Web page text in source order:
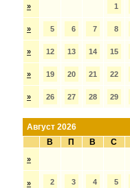
» 1
» 5 6 7 8
» 12 13 14 15
» 19 20 21 22
» 26 27 28 29
Август 2026
В
П В С
»
» 2 3 4 5